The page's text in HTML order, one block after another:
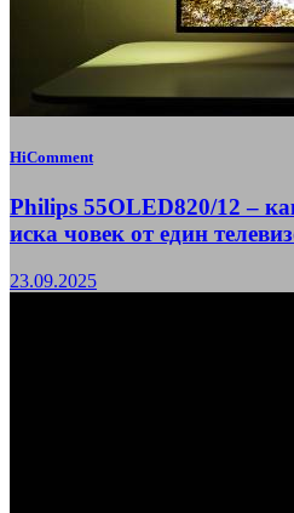
HiComment
Philips 55OLED820/12 –
иска човек от един
23.09.2025